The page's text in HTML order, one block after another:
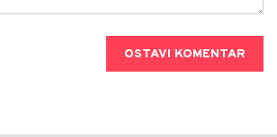
OSTAVI KOMENTAR